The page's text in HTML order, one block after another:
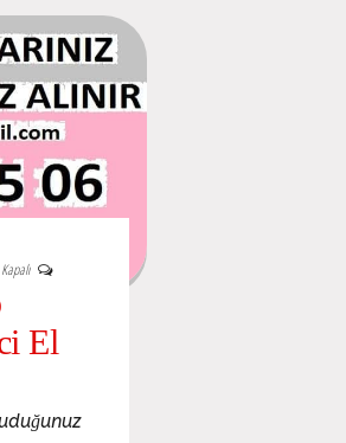
Kapalı
El